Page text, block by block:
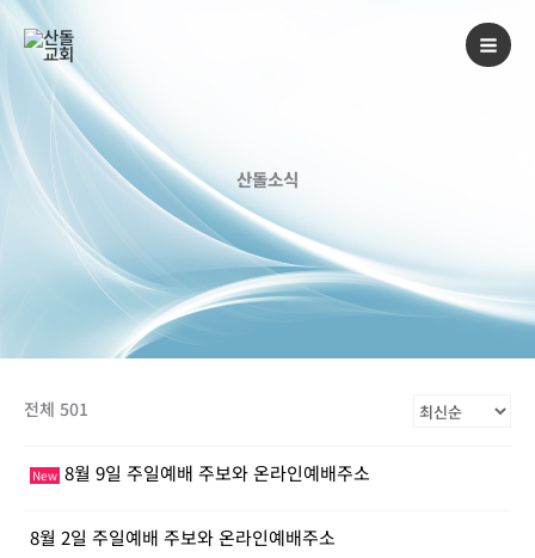
텐
로
산돌소식
전체 501
New 8월 9일 주일예배 주보와 온라인예배주소
8월 2일 주일예배 주보와 온라인예배주소